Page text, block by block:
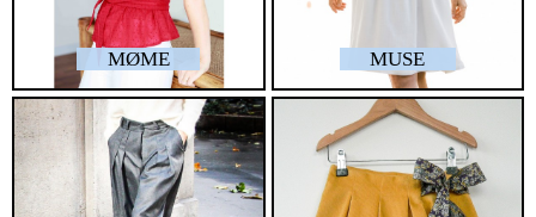
MØME MUSE